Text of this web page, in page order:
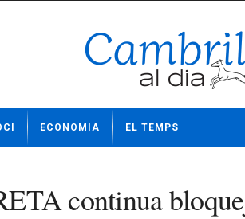
ECONOMIA EL TEMPS
continua